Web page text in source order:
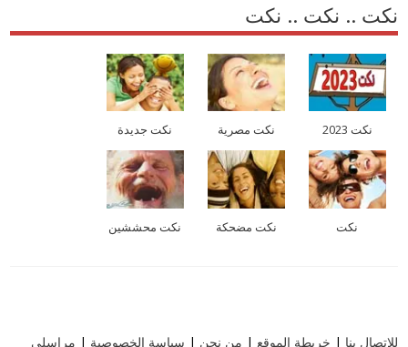
نكت .. نكت .. نكت
نكت 2023 نكت مصرية نكت جديدة
نكت نكت مضحكة نكت محششين
للاتصال بنا | خريطة الموقع | من نحن | سياسة الخصوصية | مراسلي